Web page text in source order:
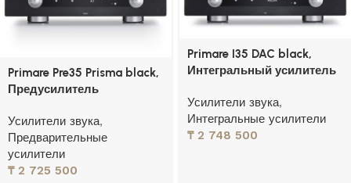
Primare Pre35 Prisma black,
Предусилитель
Усилители звука,
Предварительные
усилители
₸2 725 500
Primare I35 DAC black,
Интегральный усилитель
Усилители звука,
Интегральные усилители
₸2 748 500